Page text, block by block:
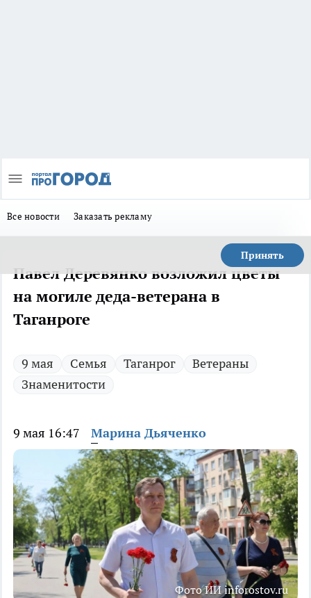
Все новости Заказать рекламу
Принять
Павел Деревянко возложил цветы
на могиле деда-ветерана в
Таганроге
9 мая Семья Таганрог
Ветераны
Знаменитости
9 мая 16:47 Марина Дьяченко
Фото ИИ inforostov.ru